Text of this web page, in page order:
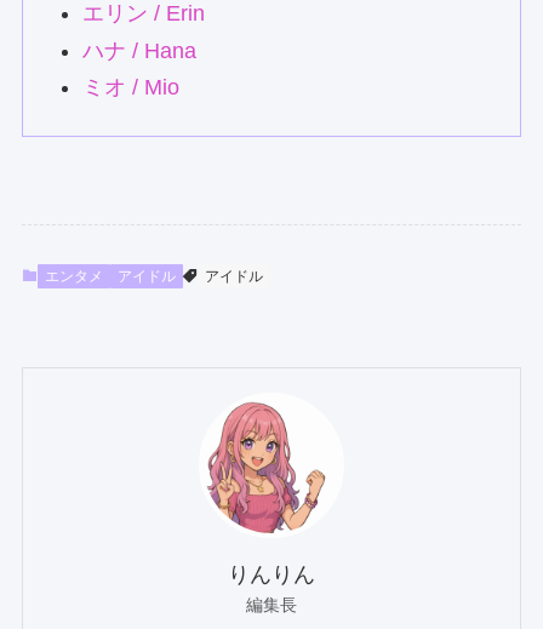
エリン / Erin
ハナ / Hana
ミオ / Mio
エンタメ アイドル アイドル
りんりん
編集長